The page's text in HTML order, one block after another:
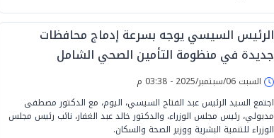
الرئيس السيسي يوجه بسرعة إدماج محافظات
جديدة في منظومة التأمين الصحي الشامل
السبت 06/سبتمبر/2025 - 03:38 م
اجتمع السيد الرئيس عبد الفتاح السيسي، اليوم، مع الدكتور مصطفى
مدبولي، رئيس مجلس الوزراء، والدكتور خالد عبد الغفار، نائب رئيس مجلس
الوزراء للتنمية البشرية ووزير الصحة والسكان.